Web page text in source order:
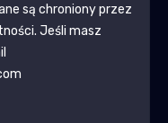
są chroniony przez
. Jeśli masz